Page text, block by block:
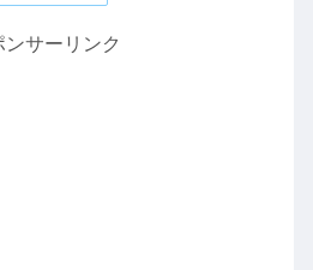
ンサーリンク